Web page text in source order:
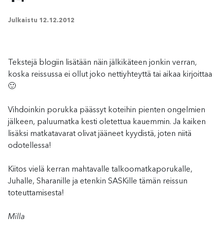
Julkaistu 12.12.2012
Tekstejä blogiin lisätään näin jälkikäteen jonkin verran,
koska reissussa ei ollut joko nettiyhteyttä tai aikaa kirjoittaa
🙂
Vihdoinkin porukka päässyt koteihin pienten ongelmien
jälkeen, paluumatka kesti oletettua kauemmin. Ja kaiken
lisäksi matkatavarat olivat jääneet kyydistä, joten niitä
odotellessa!
Kiitos vielä kerran mahtavalle talkoomatkaporukalle,
Juhalle, Sharanille ja etenkin SASKille tämän reissun
toteuttamisesta!
Milla